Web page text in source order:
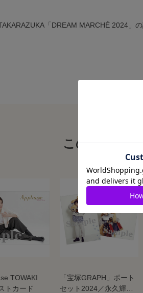
「DREAM MARCHÉ 2024」の
この商品を
TOWAKI
トカード
「宝塚GRAPH」ポート
セット2024／永久輝せ